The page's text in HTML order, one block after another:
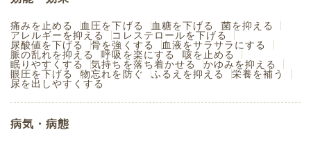
痛みを止める 血圧を下げる 血糖を下げる
菌を抑える
アレルギーを抑える
コレステロールを下げる
尿酸値を下げる
骨を強くする
血液をサラサラにする
脈の乱れを抑える
呼吸を楽にする
咳を止める
眠りやすくする
気持ちを落ち着かせる
かゆみを抑える
眼圧を下げる
物忘れを防ぐ ふるえを抑える
栄養を補う
尿を出しやすくする
病気・病態